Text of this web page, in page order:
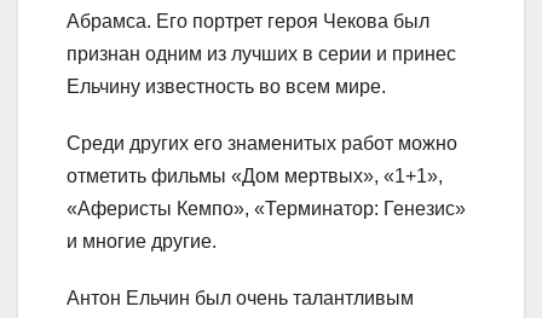
Абрамса. Его портрет героя Чекова был
признан одним из лучших в серии и принес
Ельчину известность во всем мире.
Среди других его знаменитых работ можно
отметить фильмы «Дом мертвых», «1+1»,
«Аферисты Кемпо», «Терминатор: Генезис»
и многие другие.
Антон Ельчин был очень талантливым